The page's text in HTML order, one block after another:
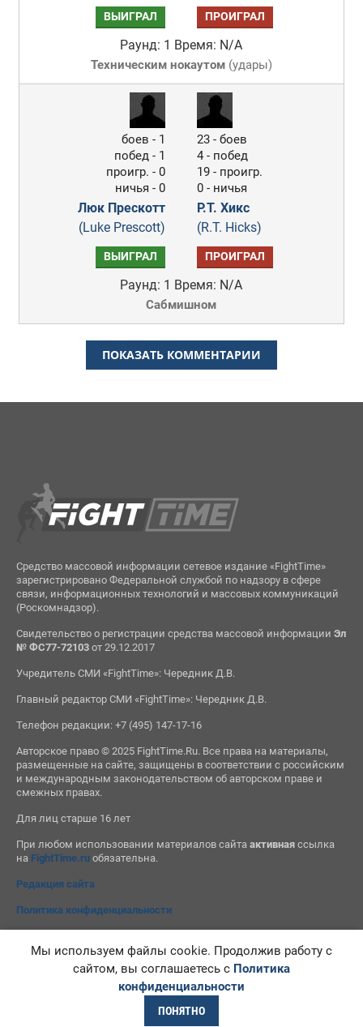
ВЫИГРАЛ ПРОИГРАЛ
Раунд: 1 Время: N/A
Техническим нокаутом(удары)
боев - 1
побед - 1
проигр. - 0
ничья - 0
Люк Прескотт
(Luke Prescott)
23 - боев
4 - побед
19 - проигр.
0 - ничья
Р.Т. Хикс
(R.T. Hicks)
ВЫИГРАЛ ПРОИГРАЛ
Раунд: 1 Время: N/A
Сабмишном
ПОКАЗАТЬ КОММЕНТАРИИ
Средство массовой информации сетевое издание «FightTime»
зарегистрировано Федеральной службой по надзору в сфере
связи, информационных технологий и массовых коммуникаций
(Роскомнадзор).
Свидетельство о регистрации средства массовой информации Эл
№ ФС77-72103от 29.12.2017
Учредитель СМИ «FightTime»: Чередник Д.В.
Главный редактор СМИ «FightTime»: Чередник Д.В.
Телефон редакции: +7 (495) 147-17-16
Авторское право © 2025 FightTime.Ru. Все права на материалы,
размещенные на сайте, защищены в соответствии с российским
и международным законодательством об авторском праве и
смежных правах.
Для лиц старше 16 лет
При любом использовании материалов сайта активнаяссылка
на FightTime.ruобязательна.
Редакция сайта
Политика конфиденциальности
Мы используем файлы cookie. Продолжив работу с
сайтом, вы соглашаетесь с Политика
конфиденциальности
ПОНЯТНО